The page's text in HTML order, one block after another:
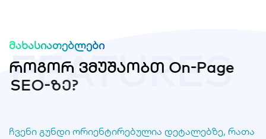
მახასიათებლები
როგორ ვმუშაობთ On-Page
SEO-ზე?
ჩვენი გუნდი ორიენტირებულია დეტალებზე, რათა
FEATURES